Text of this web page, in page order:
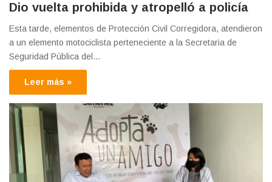
Dio vuelta prohibida y atropelló a policía
Esta tarde, elementos de Protección Civil Corregidora, atendieron
a un elemento motociclista perteneciente a la Secretaria de
Seguridad Pública del…
Leer más »